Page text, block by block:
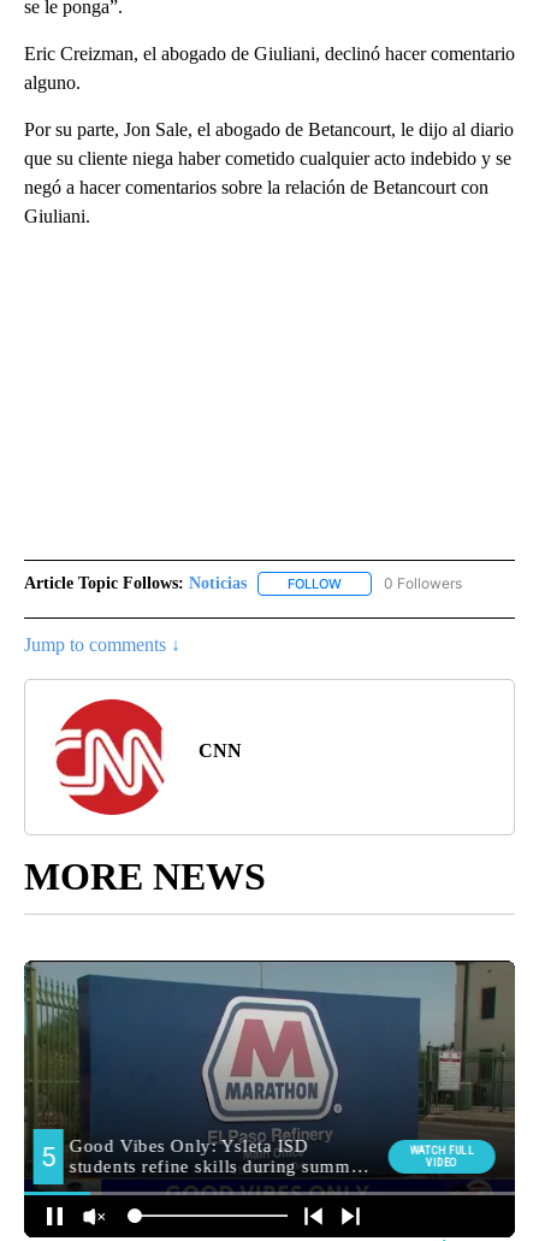
se le ponga”.
Eric Creizman, el abogado de Giuliani, declinó hacer comentario
alguno.
Por su parte, Jon Sale, el abogado de Betancourt, le dijo al diario
que su cliente niega haber cometido cualquier acto indebido y se
negó a hacer comentarios sobre la relación de Betancourt con
Giuliani.
Article Topic Follows: Noticias FOLLOW FOLLOW "NOTICIAS" TO
0 Followers
Jump to comments ↓
CNN
MORE NEWS